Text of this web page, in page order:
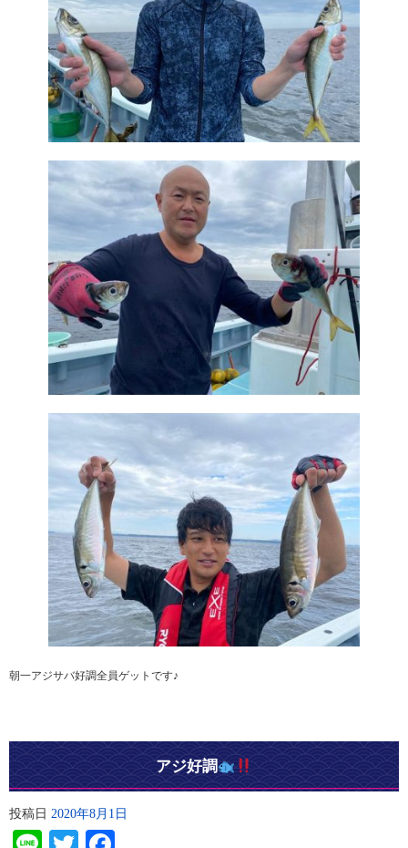
朝一アジサバ好調全員ゲットです♪
アジ好調
投稿日 2020年8月1日